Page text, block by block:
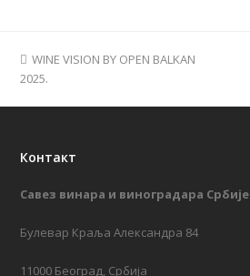
previous
post:
WINE VISION BY OPEN BALKAN
2025.
Контакт
Савез винара и виноградара Србије
Булевар Краља Александра 84
11000 Београд, Србија